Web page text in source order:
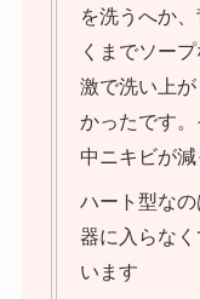
を洗うへか
くまでソー
激で洗い上
かったです
中ニキビが減
ハート型な
器に入らな
います